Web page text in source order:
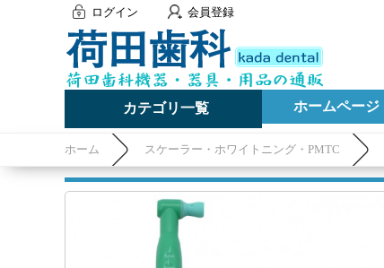
ログイン 会員登録
カテゴリ一覧 ホームページ
ホーム スケーラー・ホワイトニング・PMTC
ヘッド）